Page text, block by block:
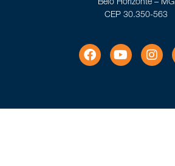
Belo Horizonte – MG
CEP 30.350-563